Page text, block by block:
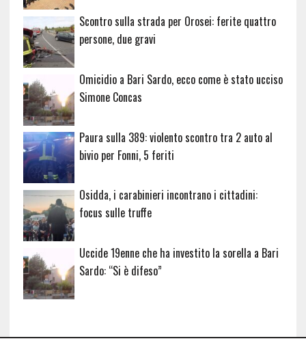
Scontro sulla strada per Orosei: ferite quattro
persone, due gravi
Omicidio a Bari Sardo, ecco come è stato ucciso
Simone Concas
Paura sulla 389: violento scontro tra 2 auto al
bivio per Fonni, 5 feriti
Osidda, i carabinieri incontrano i cittadini:
focus sulle truffe
Uccide 19enne che ha investito la sorella a Bari
Sardo: “Si è difeso”